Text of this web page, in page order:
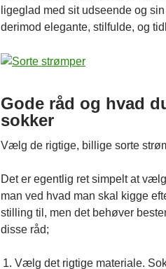
ligeglad med sit udseende og
derimod elegante, stilfulde, og
Gode råd og hvad
sokker
Vælg de rigtige, billige sorte
Det er egentlig ret simpelt at
man ved hvad man skal kigge
stilling til, men det behøver
disse råd;
Vælg det rigtige materiale.